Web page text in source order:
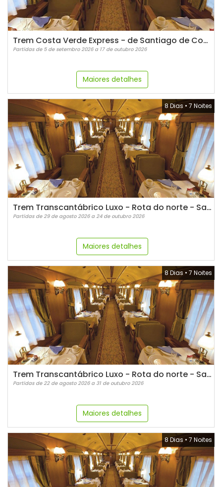
Trem Costa Verde Express - de Santiago de Compostela a Bilbao
Partidas de 5 de setembro 2026 a 17 de outubro 2026
Maiores detalhes
8 Dias • 7 Noites
Trem Transcantábrico Luxo - Rota do norte - Santiago de Compostela
Partidas de 29 de agosto 2026 a 24 de outubro 2026
Maiores detalhes
8 Dias • 7 Noites
Trem Transcantábrico Luxo - Rota do norte - San Sebastian
Partidas de 22 de agosto 2026 a 31 de outubro 2026
Maiores detalhes
8 Dias • 7 Noites